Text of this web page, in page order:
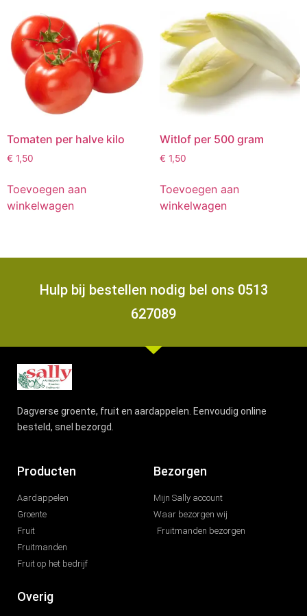
Tomaten per halve kilo
€ 1,50
Toevoegen aan
winkelwagen
Witlof per 500 gram
€ 1,50
Toevoegen aan
winkelwagen
Hulp bij bestellen nodig bel ons 0513
627089
Dagverse groente, fruit en aardappelen. Eenvoudig online
besteld, snel bezorgd.
Producten
Aardappelen
Groente
Fruit
Fruitmanden
Fruit op het bedrijf
Bezorgen
Mijn Sally account
Waar bezorgen wij
Fruitmanden bezorgen
Overig